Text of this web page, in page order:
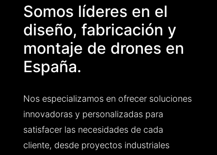
Somos líderes en el
diseño, fabricación y
montaje de drones en
España.
Nos especializamos en ofrecer soluciones
innovadoras y personalizadas para
satisfacer las necesidades de cada
cliente, desde proyectos industriales